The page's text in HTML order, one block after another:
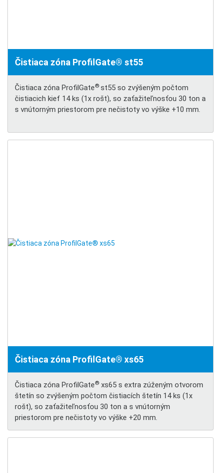
Čistiaca zóna ProfilGate® st55
Čistiaca zóna ProfilGate® st55 so zvýšeným počtom
čistiacich kief 14 ks (1x rošt), so zaťažiteľnosťou 30 ton a
s vnútorným priestorom pre nečistoty vo výške +10 mm.
Čistiaca zóna ProfilGate® xs65
Čistiaca zóna ProfilGate® xs65 s extra zúženým otvorom
štetín so zvýšeným počtom čistiacích štetín 14 ks (1x
rošt), so zaťažiteľnosťou 30 ton a s vnútorným
priestorom pre nečistoty vo výške +20 mm.